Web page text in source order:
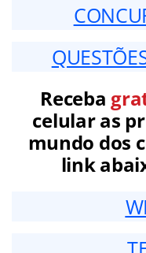
Receba
celular as
mundo dos
link